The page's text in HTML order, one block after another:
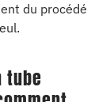
du procédé
tube